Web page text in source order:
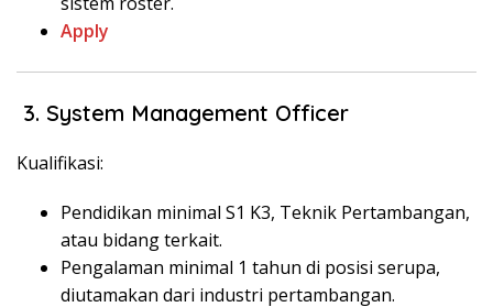
Apply
️ 3. System Management Officer
Kualifikasi:
Pendidikan minimal S1 K3, Teknik Pertambangan,
atau bidang terkait.
Pengalaman minimal 1 tahun di posisi serupa,
diutamakan dari industri pertambangan.